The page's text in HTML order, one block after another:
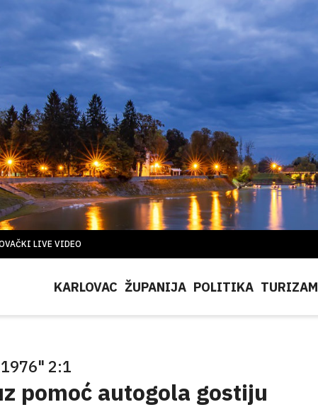
LIVE VIDEO
KARLOVAC ŽUPANIJA POLITIKA TURIZAM
1976" 2:1
pomoć autogola gostiju